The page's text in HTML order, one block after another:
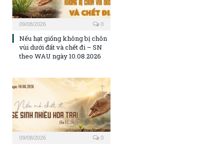
09/08/2026 0
Nếu hạt giống không bị chôn
vùi dưới đất và chết đi – SN
theo WAU ngày 10.08.2026
09/08/2026 0